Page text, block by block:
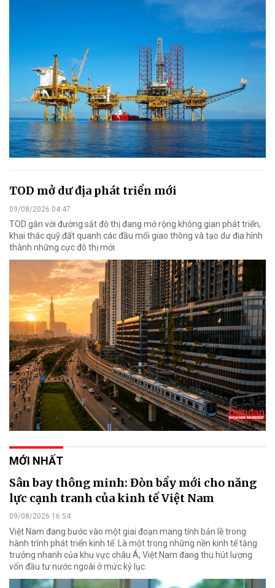
TOD mở dư địa phát triển mới
09/08/2026 04:47
TOD gắn với đường sắt đô thị đang mở rộng không gian phát triển,
khai thác quỹ đất quanh các đầu mối giao thông và tạo dư địa hình
thành những cực đô thị mới.
MỚI NHẤT
Sân bay thông minh: Đòn bẩy mới cho năng
lực cạnh tranh của kinh tế Việt Nam
09/08/2026 16:54
Việt Nam đang bước vào một giai đoạn mang tính bản lề trong
hành trình phát triển kinh tế. Là một trong những nền kinh tế tăng
trưởng nhanh của khu vực châu Á, Việt Nam đang thu hút lượng
vốn đầu tư nước ngoài ở mức kỷ lục.